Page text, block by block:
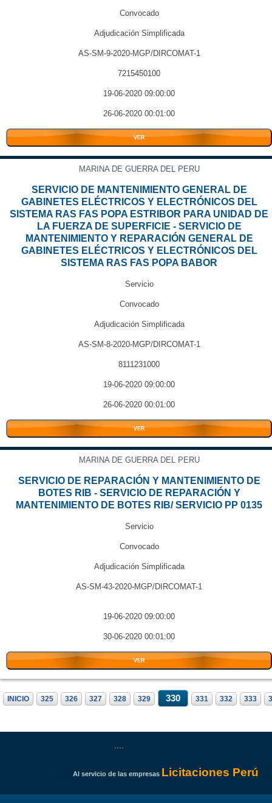
Convocado
Adjudicación Simplificada
AS-SM-9-2020-MGP/DIRCOMAT-1
7215450100
19-06-2020 09:00:00
26-06-2020 00:01:00
VER
MARINA DE GUERRA DEL PERU
SERVICIO DE MANTENIMIENTO GENERAL DE
GABINETES ELÉCTRICOS Y ELECTRÓNICOS DEL
SISTEMA RAS FAS POPA ESTRIBOR PARA UNIDAD DE
LA FUERZA DE SUPERFICIE - SERVICIO DE
MANTENIMIENTO Y REPARACIÓN GENERAL DE
GABINETES ELÉCTRICOS Y ELECTRÓNICOS DEL
SISTEMA RAS FAS POPA BABOR
Servicio
Convocado
Adjudicación Simplificada
AS-SM-8-2020-MGP/DIRCOMAT-1
8111231000
19-06-2020 09:00:00
26-06-2020 00:01:00
VER
MARINA DE GUERRA DEL PERU
SERVICIO DE REPARACIÓN Y MANTENIMIENTO DE
BOTES RIB - SERVICIO DE REPARACIÓN Y
MANTENIMIENTO DE BOTES RIB/ SERVICIO PP 0135
Servicio
Convocado
Adjudicación Simplificada
AS-SM-43-2020-MGP/DIRCOMAT-1
19-06-2020 09:00:00
30-06-2020 00:01:00
VER
INICIO 325 326 327 328 329 330 331 332 333
Al servicio de las empresas Licitaciones Perú